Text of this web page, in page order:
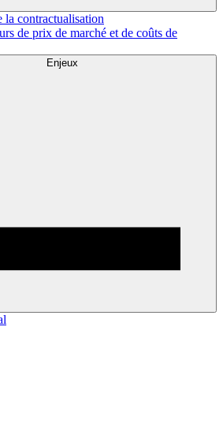
la contractualisation
de prix de marché et de coûts de
Enjeux